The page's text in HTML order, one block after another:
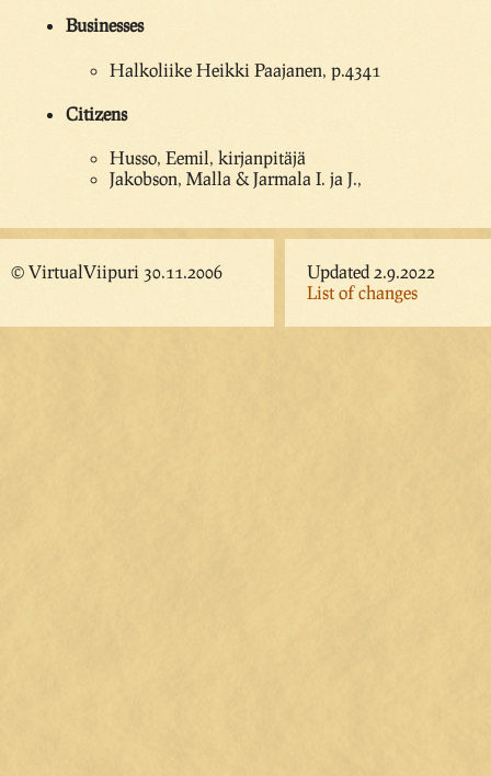
Businesses
Halkoliike Heikki Paajanen, p.4341
Citizens
Husso, Eemil, kirjanpitäjä
Jakobson, Malla & Jarmala I. ja J.,
© VirtualViipuri 30.11.2006
Updated 2.9.2022
List of changes